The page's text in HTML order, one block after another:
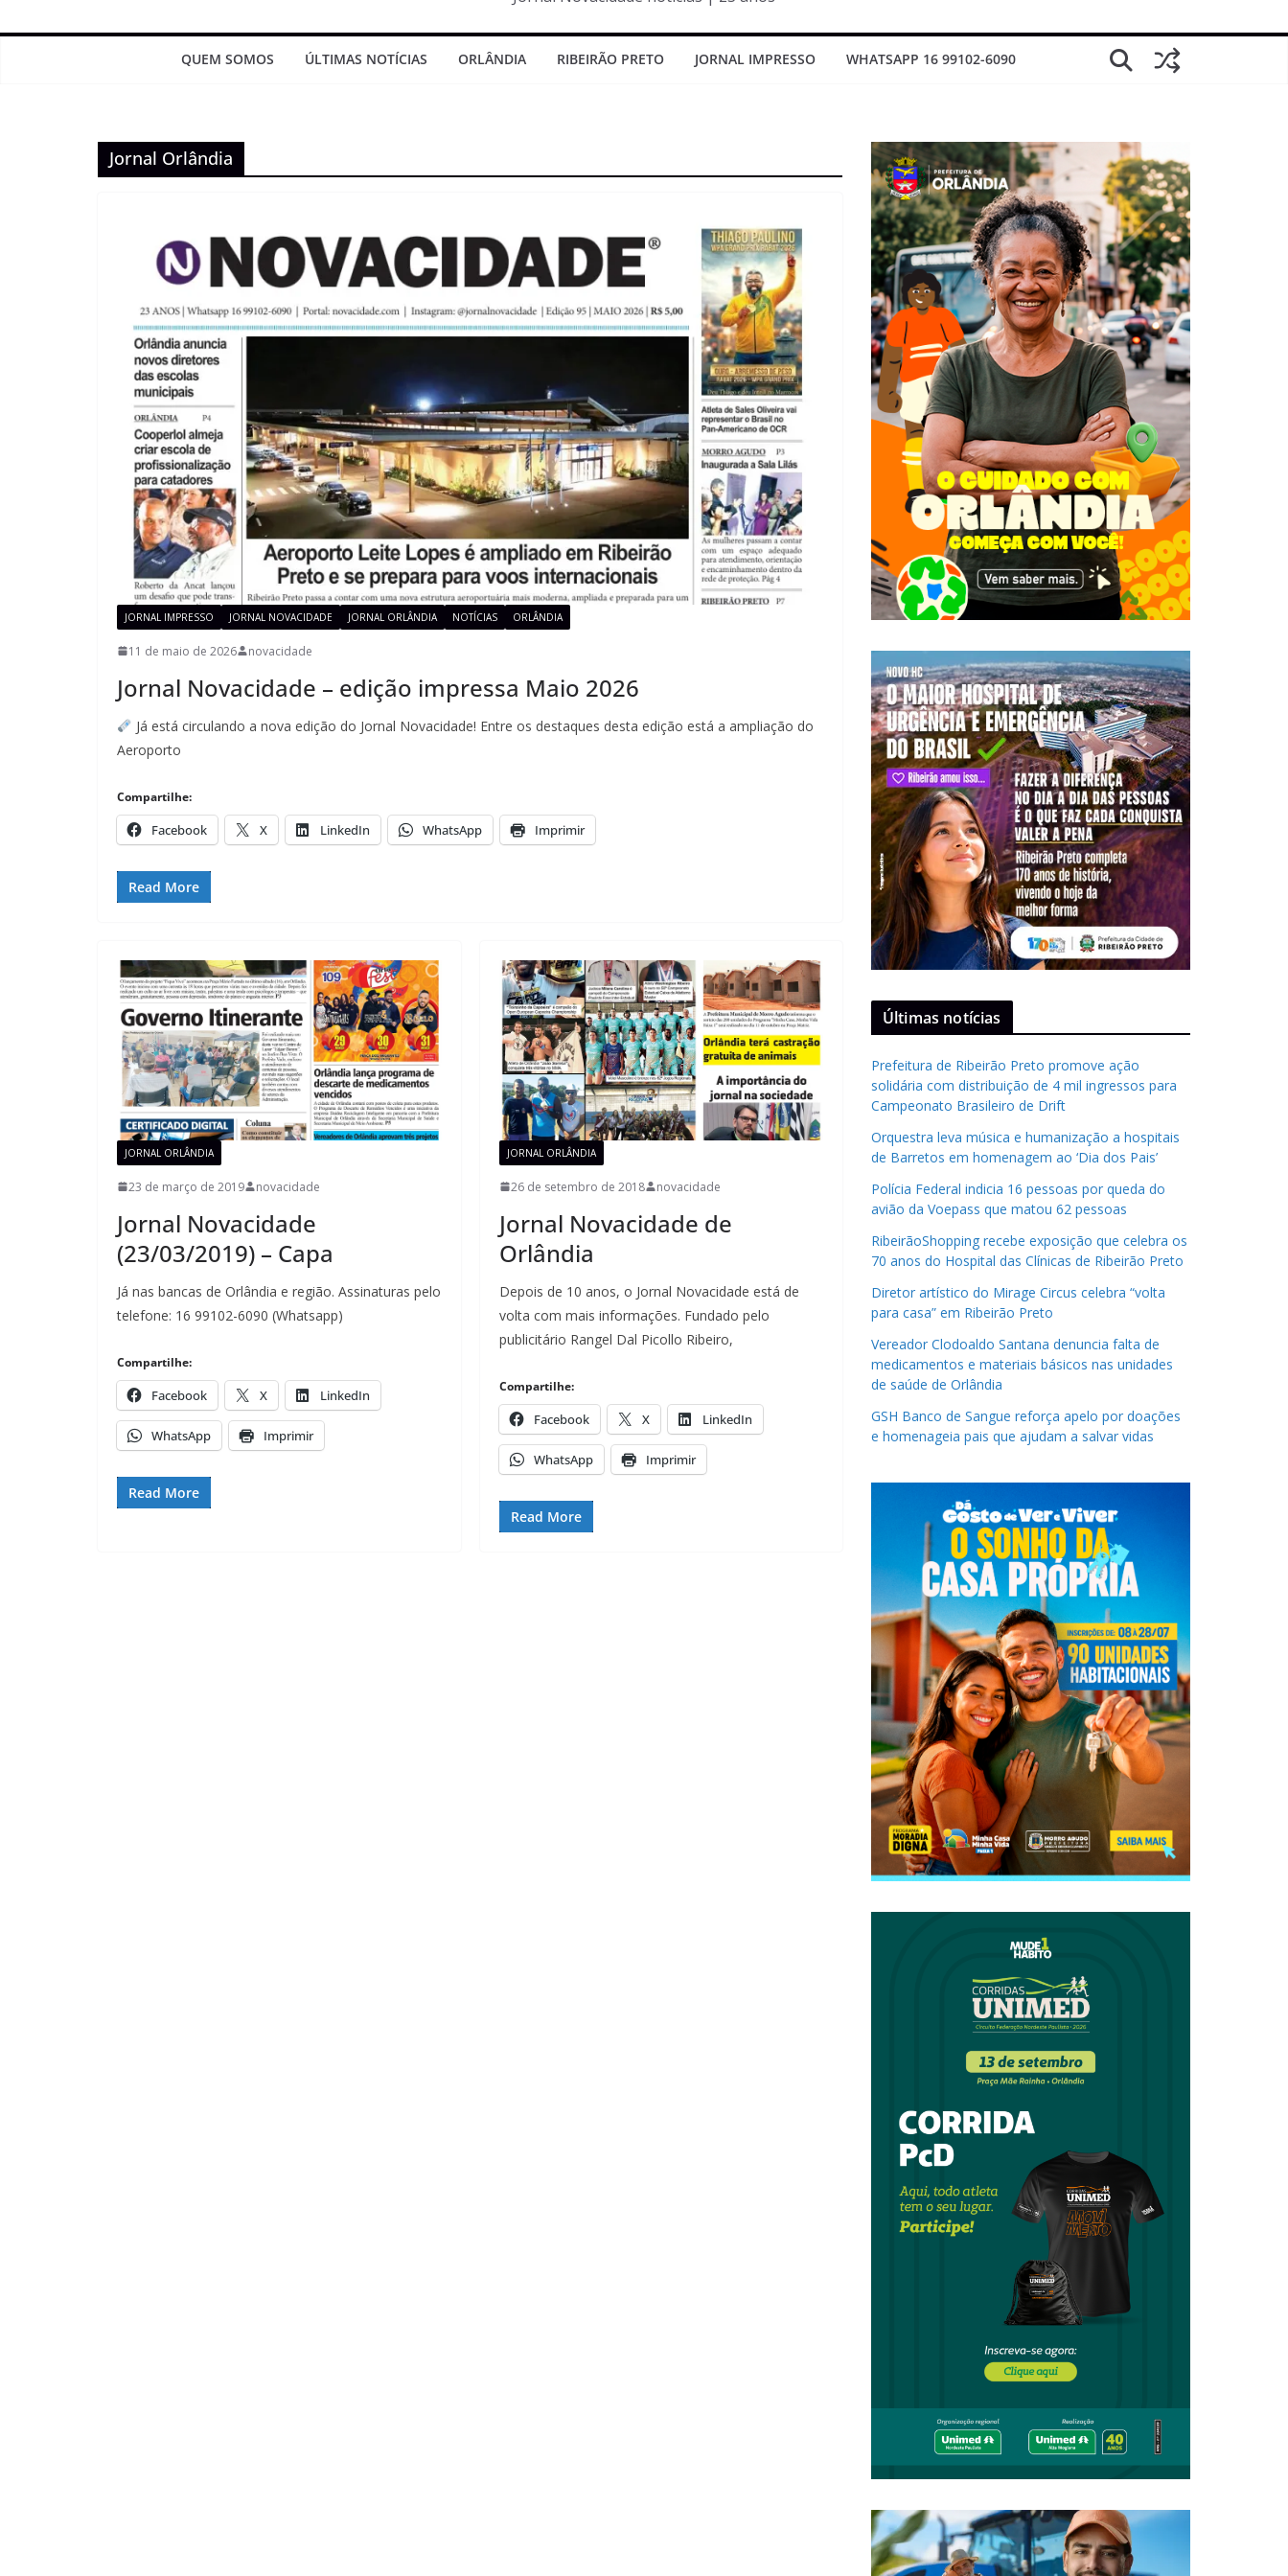
QUEM SOMOS ÚLTIMAS NOTÍCIAS ORLÂNDIA RIBEIRÃO PRETO JORNAL IMPRESSO WHATSAPP 16 99102-6090
Jornal Orlândia
JORNAL IMPRESSO JORNAL NOVACIDADE JORNAL ORLÂNDIA NOTÍCIAS ORLÂNDIA
11 de maio de 2026 novacidade
Jornal Novacidade – edição impressa Maio 2026
Já está circulando a nova edição do Jornal Novacidade! Entre os destaques desta edição está a ampliação do
Aeroporto
Compartilhe:
Facebook X LinkedIn WhatsApp Imprimir
Read More
JORNAL ORLÂNDIA
23 de março de 2019 novacidade
Jornal Novacidade
(23/03/2019) – Capa
Já nas bancas de Orlândia e região. Assinaturas pelo
telefone: 16 99102-6090 (Whatsapp)
Compartilhe:
Facebook X LinkedIn
WhatsApp Imprimir
Read More
JORNAL ORLÂNDIA
26 de setembro de 2018 novacidade
Jornal Novacidade de
Orlândia
Depois de 10 anos, o Jornal Novacidade está de
volta com mais informações. Fundado pelo
publicitário Rangel Dal Picollo Ribeiro,
Compartilhe:
Facebook X LinkedIn
WhatsApp Imprimir
Read More
Últimas notícias
Prefeitura de Ribeirão Preto promove ação
solidária com distribuição de 4 mil ingressos para
Campeonato Brasileiro de Drift
Orquestra leva música e humanização a hospitais
de Barretos em homenagem ao ‘Dia dos Pais’
Polícia Federal indicia 16 pessoas por queda do
avião da Voepass que matou 62 pessoas
RibeirãoShopping recebe exposição que celebra os
70 anos do Hospital das Clínicas de Ribeirão Preto
Diretor artístico do Mirage Circus celebra “volta
para casa” em Ribeirão Preto
Vereador Clodoaldo Santana denuncia falta de
medicamentos e materiais básicos nas unidades
de saúde de Orlândia
GSH Banco de Sangue reforça apelo por doações
e homenageia pais que ajudam a salvar vidas